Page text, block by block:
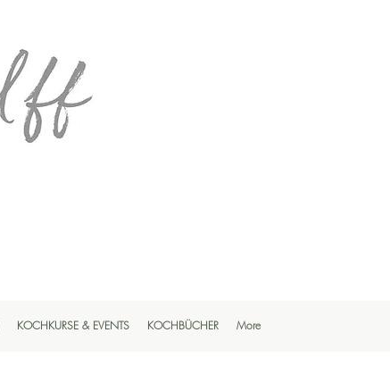
KOCHKURSE & EVENTS KOCHBÜCHER More